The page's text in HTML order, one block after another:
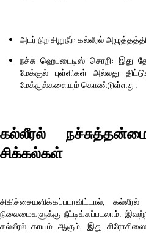
அடர் நிற சிறுநீர்: கல்லீரல்
நச்சு ஹெபடைடிஸ் சொறி: இது
மேக்குல் புள்ளிகள் அல்லது
மேக்குல்களையும் கொண்டுள்ளது.
கல்லீரல்
சிக்கல்கள்
சிகிச்சையளிக்கப்படாவிட்டால்,
நிலைமைகளுக்கு நீட்டிக்கப்படலாம்.
கல்லீரல் காயம் ஆகும், இது